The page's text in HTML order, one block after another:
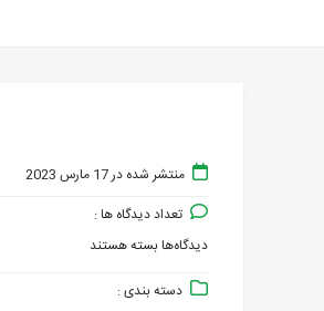
منتشر شده در 17 مارس 2023
تعداد دیدگاه ها :
دیدگاه‌ها
برای
fouladonline.ir
بسته هستند
دسته بندی :